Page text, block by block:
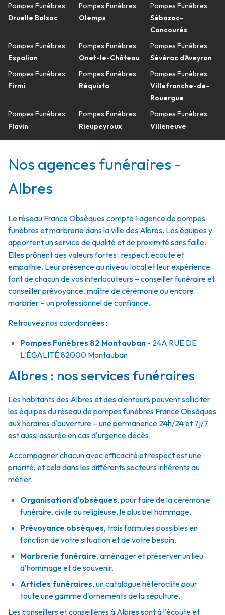
Pompes Funèbres
Druelle Balsac
Pompes Funèbres
Espalion
Pompes Funèbres
Firmi
Pompes Funèbres
Flavin
Pompes Funèbres
Olemps
Pompes Funèbres
Onet-le-Château
Pompes Funèbres
Réquista
Pompes Funèbres
Rieupeyroux
Pompes Funèbres
Sébazac-
Concourès
Pompes Funèbres
Sévérac d'Aveyron
Pompes Funèbres
Villefranche-de-
Rouergue
Pompes Funèbres
Villeneuve
Nos agences funéraires -
Albres
Le réseau France Obsèques compte 1 agence de pompes
funèbres et marbrerie dans la ville des Albres. Les équipes y
apportent un service de qualité et de proximité sans faille.
Elles prônent des valeurs fortes : respect, écoute et
empathie. Leur présence au niveau local et leur expérience
font de chacun de vos interlocuteurs – conseiller funéraire et
conseiller prévoyance, maître de cérémonie ou encore
marbrier – un professionnel de confiance.
Retrouvez nos coordonnées :
Pompes Funèbres 82 Montauban - 24A RUE DE
L'ÉGALITÉ82000 Montauban
Albres : nos services funéraires
Les habitants des Albres et des alentours peuvent solliciter
les équipes du réseau de pompes funèbres France Obsèques
aux horaires d'ouverture – une permanence 24h/24 et 7j/7
est aussi assurée en cas d'urgence décès.
Accompagner chacun avec efficacité et respect est une
priorité, et cela dans les différents secteurs inhérents au
métier.
Organisation d'obsèques, pour faire de la cérémonie
funéraire, civile ou religieuse, le plus bel hommage.
Prévoyance obsèques, trois formules possibles en
fonction de votre situation et de votre besoin.
Marbrerie funéraire, aménager et préserver un lieu
d'hommage et de souvenir.
Articles funéraires, un catalogue hétéroclite pour
toute une gamme d'ornements de la sépulture.
Les conseillers et conseillères à Albres sont à l'écoute et